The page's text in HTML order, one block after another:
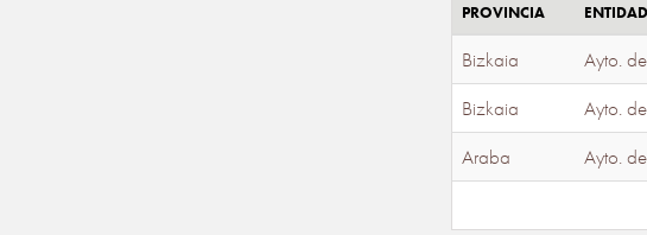
PROVINCIA
Bizkaia Ayto.
Bizkaia
Ayto.
Araba
Ayto.